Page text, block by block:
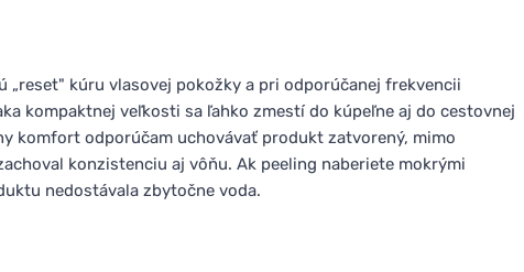
„reset" kúru vlasovej pokožky a pri odporúčanej frekvencii
kompaktnej veľkosti sa ľahko zmestí do kúpeľne aj do cestovnej
komfort odporúčam uchovávať produkt zatvorený, mimo
konzistenciu aj vôňu. Ak peeling naberiete mokrými
nedostávala zbytočne voda.